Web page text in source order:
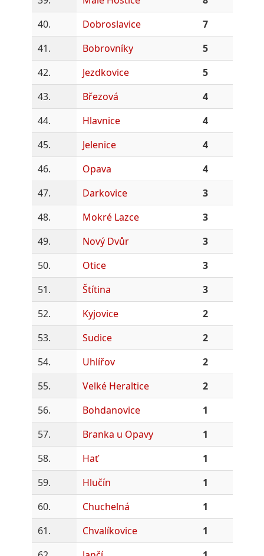
40.
Dobroslavice
7
41.
Bobrovníky
5
42.
Jezdkovice
5
43.
Březová
4
44.
Hlavnice
4
45.
Jelenice
4
46.
Opava
4
47.
Darkovice
3
48.
Mokré Lazce
3
49.
Nový Dvůr
3
50.
Otice
3
51.
Štítina
3
52.
Kyjovice
2
53.
Sudice
2
54.
Uhlířov
2
55.
Velké Heraltice
2
56.
Bohdanovice
1
57.
Branka u Opavy
1
58.
Hať
1
59.
Hlučín
1
60.
Chuchelná
1
61.
Chvalíkovice
1